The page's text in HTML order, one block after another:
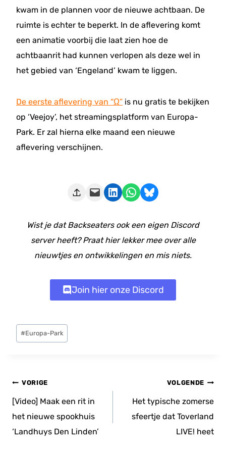
kwam in de plannen voor de nieuwe achtbaan. De
ruimte is echter te beperkt. In de aflevering komt
een animatie voorbij die laat zien hoe de
achtbaanrit had kunnen verlopen als deze wel in
het gebied van ‘Engeland’ kwam te liggen.
De eerste aflevering van “Ω” is nu gratis te bekijken
op ‘Veejoy’, het streamingsplatform van Europa-
Park. Er zal hierna elke maand een nieuwe
aflevering verschijnen.
Deze pagina e-mailen Delen op LinkedIn Delen via WhatsApp Share on Bluesky
Wist je dat Backseaters ook een eigen Discord
server heeft? Praat hier lekker mee over alle
nieuwtjes en ontwikkelingen en mis niets.
Join hier onze Discord
Bericht
tags:
#Europa-Park
Bericht
navigatie
VORIGE
[Video] Maak een rit in
het nieuwe spookhuis
‘Landhuys Den Linden’
VOLGENDE
Het typische zomerse
sfeertje dat Toverland
LIVE! heet